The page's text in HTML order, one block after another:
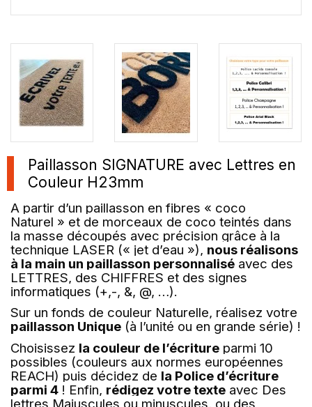
Paillasson SIGNATURE avec Lettres en
Couleur H23mm
A partir d’un paillasson en fibres « coco
Naturel » et de morceaux de coco teintés dans
la masse découpés avec précision grâce à la
technique LASER (« jet d’eau »), nous réalisons
à la main un paillasson personnalisé avec des
LETTRES, des CHIFFRES et des signes
informatiques (+,-, &, @, …).
Sur un fonds de couleur Naturelle, réalisez votre
paillasson Unique (à l’unité ou en grande série) !
Choisissez la couleur de l’écriture parmi 10
possibles (couleurs aux normes européennes
REACH) puis décidez de la Police d’écriture
parmi 4 ! Enfin, rédigez votre texte avec Des
lettres Majuscules ou minuscules, ou des